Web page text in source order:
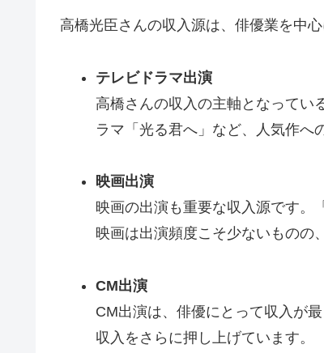
高橋光臣さんの収入源は、俳優業を中
テレビドラマ出演
高橋さんの収入の主軸となってい
ラマ「光る君へ」など、人気作へ
映画出演
映画の出演も重要な収入源です。
映画は出演頻度こそ少ないものの
CM出演
CM出演は、俳優にとって収入が
収入をさらに押し上げています。